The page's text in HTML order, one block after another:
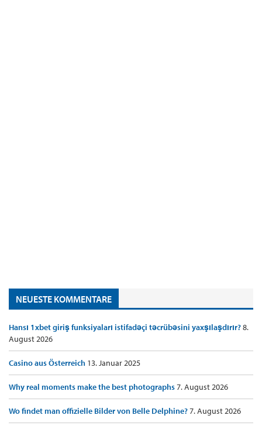
NEUESTE KOMMENTARE
Hansı 1xbet giriş funksiyaları istifadəçi təcrübəsini yaxşılaşdırır?8.
August 2026
Casino aus Österreich 13. Januar 2025
Why real moments make the best photographs7. August 2026
Wo findet man offizielle Bilder von Belle Delphine?7. August 2026